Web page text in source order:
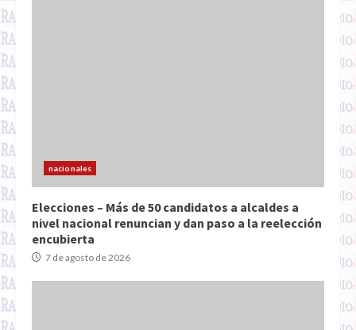
nacionales
Elecciones – Más de 50 candidatos a alcaldes a
nivel nacional renuncian y dan paso a la reelección
encubierta
7 de agosto de 2026